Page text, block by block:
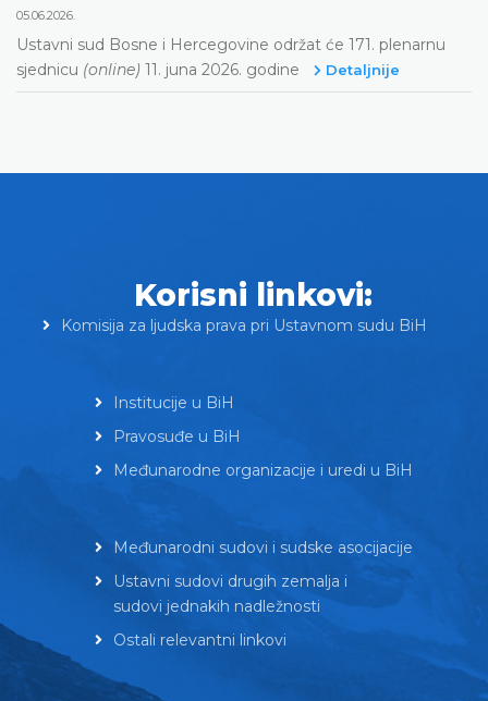
05.06.2026.
Ustavni sud Bosne i Hercegovine održat će 171. plenarnu
sjednicu (online) 11. juna 2026. godine Detaljnije
Korisni linkovi:
Komisija za ljudska prava pri Ustavnom sudu BiH
Institucije u BiH
Pravosuđe u BiH
Međunarodne organizacije i uredi u BiH
Međunarodni sudovi i sudske asocijacije
Ustavni sudovi drugih zemalja i
sudovi jednakih nadležnosti
Ostali relevantni linkovi